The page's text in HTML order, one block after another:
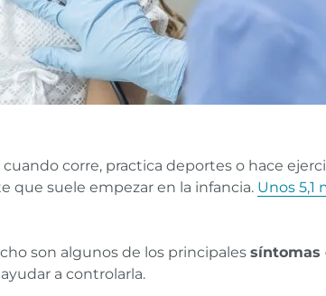
corre, practica deportes o hace
que suele empezar en la infancia. Unos 5,1
son algunos de los principales síntomas
a controlarla.